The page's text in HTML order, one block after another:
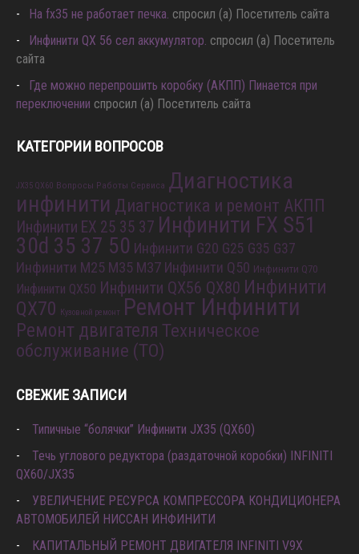
Hа fx35 не работает печка. спросил (а) Посетитель сайта
Инфинити QX 56 сел аккумулятор. спросил (а) Посетитель
сайта
Где можно перепрошить коробку (АКПП) Пинается при
переключении спросил (а) Посетитель сайта
КАТЕГОРИИ ВОПРОСОВ
JX35 QX60 Вопросы Работы Сервиса Диагностика
инфинити Диагностика и ремонт АКПП
Инфинити EX 25 35 37 Инфинити FX S51
30d 35 37 50 Инфинити G20 G25 G35 G37
Инфинити M25 M35 M37 Инфинити Q50 Инфинити Q70
Инфинити QX50 Инфинити QX56 QX80 Инфинити
QX70 Кузовной ремонт Ремонт Инфинити
Ремонт двигателя Техническое
обслуживание (ТО)
СВЕЖИЕ ЗАПИСИ
Типичные “болячки” Инфинити JX35 (QX60)
Течь углового редуктора (раздаточной коробки) INFINITI
QX60/JX35
УВЕЛИЧЕНИЕ РЕСУРСА КОМПРЕССОРА КОНДИЦИОНЕРА
АВТОМОБИЛЕЙ НИССАН ИНФИНИТИ
КАПИТАЛЬНЫЙ РЕМОНТ ДВИГАТЕЛЯ INFINITI V9X